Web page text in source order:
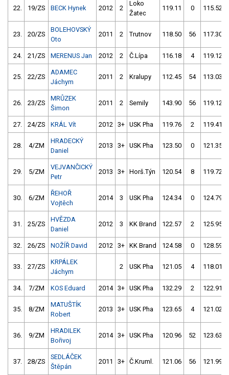
22. 19/ZS BECK Hynek 2012 2
Loko
Žatec
119.11 0 115.52
23. 20/ZS
BOLEHOVSKÝ
Oto
2011 2 Trutnov 118.50 56 117.30
24. 21/ZS MERENUS Jan 2012 2 Č.Lípa 116.18 4 119.12
25. 22/ZS
ADAMEC
Jáchym
2011 2 Kralupy 112.45 54 113.03
26. 23/ZS
MRŮZEK
Šimon
2011 2 Semily 143.90 56 119.12
27. 24/ZS KRÁL Vít 2012 3+ USK Pha 119.76 2 119.41
28. 4/ZM
HRADECKÝ
Daniel
2013 3+ USK Pha 123.50 0 121.35
29. 5/ZM
VEJVANČICKÝ
Petr
2013 3+ Horš.Týn 120.54 8 119.72
30. 6/ZM
ŘEHOŘ
Vojtěch
2014 3 USK Pha 124.34 0 124.79
31. 25/ZS
HVĚZDA
Daniel
2012 3 KK Brand 122.57 2 125.95
32. 26/ZS NOŽÍŘ David 2012 3+ KK Brand 124.58 0 128.59
33. 27/ZS
KRPÁLEK
Jáchym
2 USK Pha 121.05 4 118.01
34. 7/ZM KOS Eduard 2014 3+ USK Pha 132.29 2 122.91
35. 8/ZM
MATUŠTÍK
Robert
2013 3+ USK Pha 123.65 4 121.02
36. 9/ZM
HRADILEK
Bořivoj
2014 3+ USK Pha 120.96 52 123.63
37. 28/ZS
SEDLÁČEK
Štěpán
2011 3+ Č.Kruml. 121.06 56 121.99